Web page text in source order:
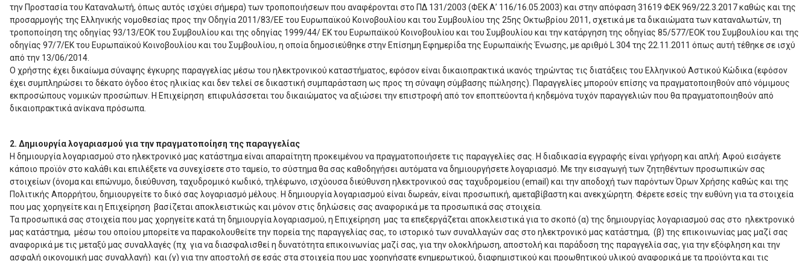
την Προστασία του Καταναλωτή, όπως αυτός ισχύει σήμερα) των τροποποιήσεων που αναφέρονται στο ΠΔ 131/2003 (ΦΕΚ Α’ 116/16.05.2003) και στην απόφαση 31619 ΦΕΚ 969/22.3.2017 καθώς και της
προσαρμογής της Ελληνικής νομοθεσίας προς την Οδηγία 2011/83/ΕΕ του Ευρωπαϊκού Κοινοβουλίου και του Συμβουλίου της 25ης Οκτωβρίου 2011, σχετικά με τα δικαιώματα των καταναλωτών, τη
τροποποίηση της οδηγίας 93/13/ΕΟΚ του Συμβουλίου και της οδηγίας 1999/44/ ΕΚ του Ευρωπαϊκού Κοινοβουλίου και του Συμβουλίου και την κατάργηση της οδηγίας 85/577/ΕΟΚ του Συμβουλίου και της
οδηγίας 97/7/ΕΚ του Ευρωπαϊκού Κοινοβουλίου και του Συμβουλίου, η οποία δημοσιεύθηκε στην Επίσημη Εφημερίδα της Ευρωπαϊκής Ένωσης, με αριθμό L 304 της 22.11.2011 όπως αυτή τέθηκε σε ισχύ
από την 13/06/2014.
Ο χρήστης έχει δικαίωμα σύναψης έγκυρης παραγγελίας μέσω του ηλεκτρονικού καταστήματος, εφόσον είναι δικαιοπρακτικά ικανός τηρώντας τις διατάξεις του Ελληνικού Αστικού Κώδικα (εφόσον
έχει συμπληρώσει το δέκατο όγδοο έτος ηλικίας και δεν τελεί σε δικαστική συμπαράσταση ως προς τη σύναψη σύμβασης πώλησης). Παραγγελίες μπορούν επίσης να πραγματοποιηθούν από νόμιμους
εκπροσώπους νομικών προσώπων. Η Επιχείρηση επιφυλάσσεται του δικαιώματος να αξιώσει την επιστροφή από τον εποπτεύοντα ή κηδεμόνα τυχόν παραγγελιών που θα πραγματοποιηθούν από
δικαιοπρακτικά ανίκανα πρόσωπα.
2. Δημιουργία λογαριασμού για την πραγματοποίηση της παραγγελίας
Η δημιουργία λογαριασμού στο ηλεκτρονικό μας κατάστημα είναι απαραίτητη προκειμένου να πραγματοποιήσετε τις παραγγελίες σας. Η διαδικασία εγγραφής είναι γρήγορη και απλή: Αφού εισάγετε
κάποιο προϊόν στο καλάθι και επιλέξετε να συνεχίσετε στο ταμείο, το σύστημα θα σας καθοδηγήσει αυτόματα να δημιουργήσετε λογαριασμό. Με την εισαγωγή των ζητηθέντων προσωπικών σας
στοιχείων (όνομα και επώνυμο, διεύθυνση, ταχυδρομικό κωδικό, τηλέφωνο, ισχύουσα διεύθυνση ηλεκτρονικού σας ταχυδρομείου (email) και την αποδοχή των παρόντων Όρων Χρήσης καθώς και της
Πολιτικής Απορρήτου, δημιουργείτε το δικό σας λογαριασμό μέλους. Η δημιουργία λογαριασμού είναι δωρεάν, είναι προσωπική, αμεταβίβαστη και ανεκχώρητη. Φέρετε εσείς την ευθύνη για τα στοιχεία
που μας χορηγείτε και η Επιχείρηση βασίζεται αποκλειστικώς και μόνον στις δηλώσεις σας αναφορικά με τα προσωπικά σας στοιχεία.
Τα προσωπικά σας στοιχεία που μας χορηγείτε κατά τη δημιουργία λογαριασμού, η Επιχείρηση μας τα επεξεργάζεται αποκλειστικά για το σκοπό (α) της δημιουργίας λογαριασμού σας στο ηλεκτρονικό
μας κατάστημα, μέσω του οποίου μπορείτε να παρακολουθείτε την πορεία της παραγγελίας σας, το ιστορικό των συναλλαγών σας στο ηλεκτρονικό μας κατάστημα, (β) της επικοινωνίας μας μαζί σας
αναφορικά με τις μεταξύ μας συναλλαγές (πχ για να διασφαλισθεί η δυνατότητα επικοινωνίας μαζί σας, για την ολοκλήρωση, αποστολή και παράδοση της παραγγελία σας, για την εξόφληση και την
ασφαλή οικονομική μας συναλλαγή) και (γ) για την αποστολή σε εσάς στα στοιχεία που μας χορηγήσατε ενημερωτικού, διαφημιστικού και προωθητικού υλικού αναφορικά με τα προϊόντα και τις